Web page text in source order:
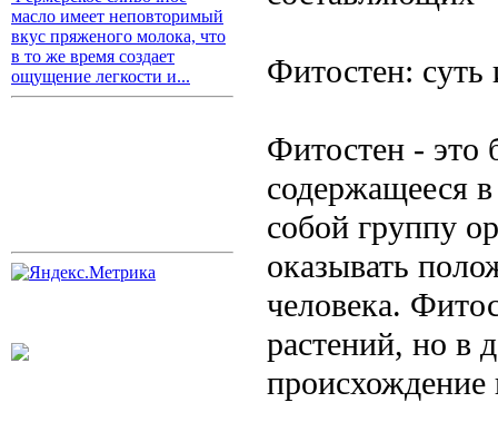
масло имеет неповторимый
вкус пряженого молока, что
в то же время создает
ощущение легкости и...
Фитостен:
Фитостен - это
содержащееся
собой группу
оказывать
человека.
растений, но в
происхождение